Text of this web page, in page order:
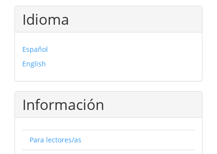
Idioma
Español
English
Información
Para lectores/as